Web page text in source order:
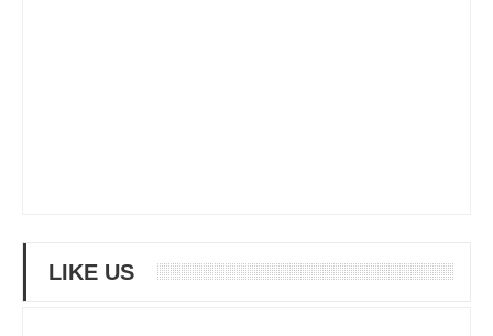
LIKE US